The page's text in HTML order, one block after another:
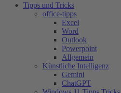
Tipps und Tricks
office-tipps
Excel
Word
Outlook
Powerpoint
Allgemein
Künstliche Intelligenz
Gemini
ChatGPT